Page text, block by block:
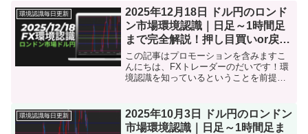
環境認識毎日更新
2025年12月18日 ドル円のロンド
ン市場環境認識｜日足～1時間足
まで完全解説！押し目買いor戻り
売り戦略は？
この記事はプロモーションを含みますこ
んにちは、FXトレーダーのだいです！環
境認識を知っているということを前提に
市場】のドル円の環境認識をまとめまし
た。トレード前...
環境認識毎日更新
2025年10月3日 ドル円のロンドン
市場環境認識｜日足～1時間足ま